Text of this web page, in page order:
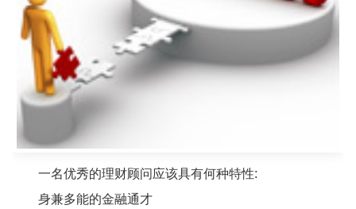
一名优秀的理财顾问应该具有何种特性:
身兼多能的金融通才